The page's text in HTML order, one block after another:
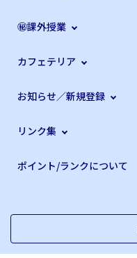
㊙課外授業
カフェテリア
お知らせ／新規登録
リンク集
ポイント/ランクについて